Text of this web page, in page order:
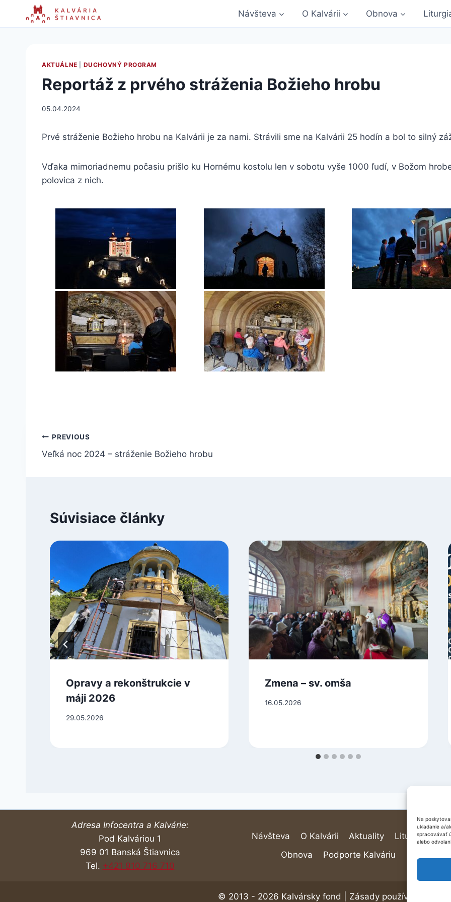
Na
ukladanie a/
spracovávať
alebo
Návšteva O Kalvárii Obnova
AKTUÁLNE DUCHOVNÝ PROGRAM
Reportáž z prvého stráženia Božieho hrobu
05.04.2024
Prvé stráženie Božieho hrobu na Kalvárii je za nami. Strávili sme na Kalvárii 25 hodín a bol to silný
Vďaka mimoriadnemu počasiu prišlo ku Hornému kostolu len v sobotu vyše 1000 ľudí, v Božom
polovica z nich.
Navigácia
v
PREVIOUS
Veľká noc 2024 – stráženie Božieho hrobu
Súvisiace články
Opravy a rekonštrukcie v
máji 2026
29.05.2026
Zmena – sv. omša
16.05.2026
Adresa Infocentra a Kalvárie:
Pod Kalváriou 1
969 01 Banská Štiavnica
Tel. +421 910 716 710
Návšteva O Kalvárii Aktuality
Liturgia
Obnova
Podporte Kalváriu
© 2013 - 2026 Kalvársky fond | Zásady používania